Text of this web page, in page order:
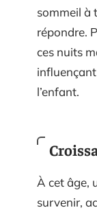
sommeil à
répondre.
ces nuits
l’enfant.
À cet âge,
survenir,